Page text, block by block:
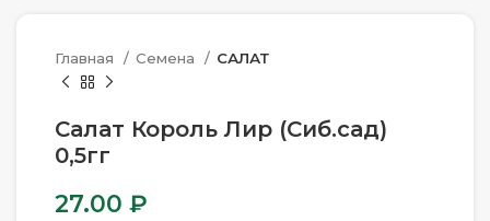
Главная Семена САЛАТ
Салат Король Лир (Сиб.сад)
0,5гг
27.00 ₽